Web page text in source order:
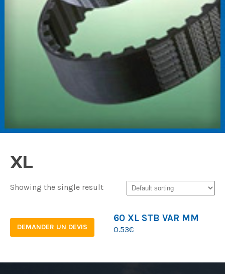
XL
Showing the single result
DEMANDER UN DEVIS
60 XL STB VAR MM
0.53€